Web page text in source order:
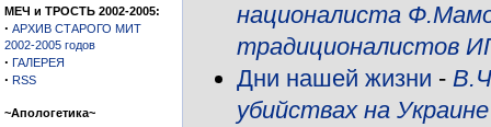
МЕЧ и ТРОСТЬ 2002-2005:
· АРХИВ СТАРОГО МИТ
2002-2005 годов
· ГАЛЕРЕЯ
· RSS
~Апологетика~
националиста
традиционалистов
Дни нашей жизни -
убийствах на